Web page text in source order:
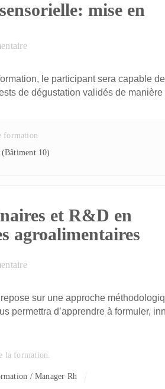
mise en
le participant sera capable
de dégustation validés de
formation
(Bâtiment 10)
et R&D en
agroalimentaires
sur une approche
permettra d’apprendre à formuler,
la formation.
/ Manager Rh